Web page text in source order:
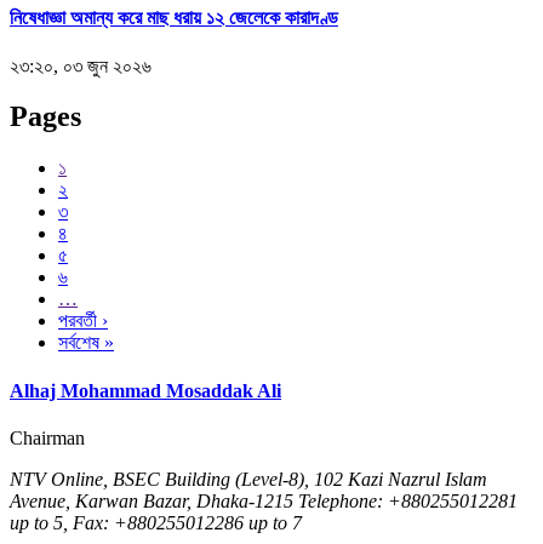
নিষেধাজ্ঞা অমান্য করে মাছ ধরায় ১২ জেলেকে কারাদণ্ড
২৩:২০, ০৩ জুন ২০২৬
Pages
১
২
৩
৪
৫
৬
…
পরবর্তী ›
সর্বশেষ »
Alhaj Mohammad Mosaddak Ali
Chairman
NTV Online, BSEC Building (Level-8), 102 Kazi Nazrul Islam
Avenue, Karwan Bazar, Dhaka-1215 Telephone: +880255012281
up to 5, Fax: +880255012286 up to 7